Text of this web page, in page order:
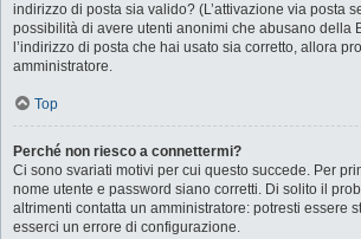
indirizzo di posta sia valido? (L’attivazione via posta
possibilità di avere utenti anonimi che abusano della
l’indirizzo di posta che hai usato sia corretto, allora
amministratore.
Top
Perché non riesco a connettermi?
Ci sono svariati motivi per cui questo succede. Per
nome utente e password siano corretti. Di solito il
altrimenti contatta un amministratore: potresti essere
esserci un errore di configurazione.